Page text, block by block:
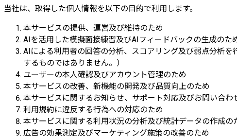
当社は、取得した個人情報を以下の目的で利用します。
本サービスの提供、運営及び維持のため
AIを活用した模擬面接練習及びAIフィードバックの生成のた
AIによる利用者の回答の分析、スコアリング及び弱点分析
するものではありません。）
ユーザーの本人確認及びアカウント管理のため
本サービスの改善、新機能の開発及び品質向上のため
本サービスに関するお知らせ、サポート対応及びお問い合わ
利用規約に違反する行為への対応のため
本サービスに関する利用状況の分析及び統計データの作成の
広告の効果測定及びマーケティング施策の改善のため